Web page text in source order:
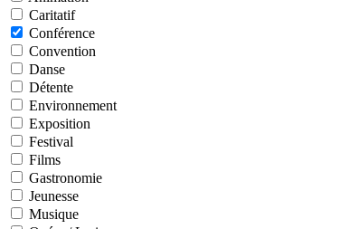
Caritatif
Conférence
Convention
Danse
Détente
Environnement
Exposition
Festival
Films
Gastronomie
Jeunesse
Musique